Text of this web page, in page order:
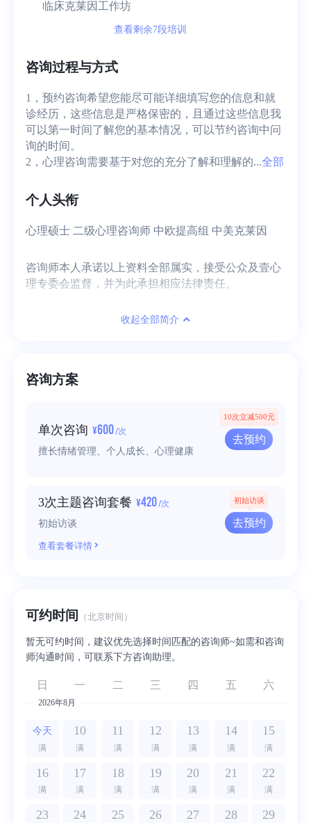
临床克莱因工作坊
查看剩余7段培训
咨询过程与方式
1，预约咨询希望您能尽可能详细填写您的信息和就
诊经历，这些信息是严格保密的，且通过这些信息我
可以第一时间了解您的基本情况，可以节约咨询中问
询的时间。
2，心理咨询需要基于对您的充分了解和理解的...全部
个人头衔
心理硕士 二级心理咨询师 中欧提高组 中美克莱因
咨询师本人承诺以上资料全部属实，接受公众及壹心
理专委会监督，并为此承担相应法律责任。
收起全部简介
咨询方案
单次咨询 ¥600/次
擅长情绪管理、个人成长、心理健康
去预约
10次立减500元
3次主题咨询套餐 ¥420/次
初始访谈
查看套餐详情
去预约
初始访谈
可约时间 （北京时间）
暂无可约时间，建议优先选择时间匹配的咨询师~如需和咨询
师沟通时间，可联系下方咨询助理。
日 一 二 三 四 五 六
2026年8月
今天
满
10
满
11
满
12
满
13
满
14
满
15
满
16
满
17
满
18
满
19
满
20
满
21
满
22
满
23 24 25 26 27 28 29